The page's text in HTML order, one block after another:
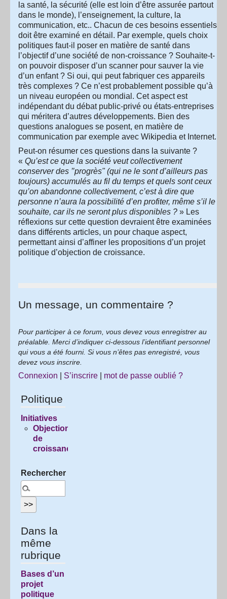
la santé, la sécurité (elle est loin d’être assurée partout
dans le monde), l’enseignement, la culture, la
communication, etc.. Chacun de ces besoins essentiels
doit être examiné en détail. Par exemple, quels choix
politiques faut-il poser en matière de santé dans
l’objectif d’une société de non-croissance ? Souhaite-t-
on pouvoir disposer d’un scanner pour sauver la vie
d’un enfant ? Si oui, qui peut fabriquer ces appareils
très complexes ? Ce n’est probablement possible qu’à
un niveau européen ou mondial. Cet aspect est
indépendant du débat public-privé ou états-entreprises
qui méritera d’autres développements. Bien des
questions analogues se posent, en matière de
communication par exemple avec Wikipedia et Internet.
Peut-on résumer ces questions dans la suivante ?
« Qu’est ce que la société veut collectivement
conserver des ’’progrès" (qui ne le sont d’ailleurs pas
toujours) accumulés au fil du temps et quels sont ceux
qu’on abandonne collectivement, c’est à dire que
personne n’aura la possibilité d’en profiter, même s’il le
souhaite, car ils ne seront plus disponibles ? » Les
réflexions sur cette question devraient être examinées
dans différents articles, un pour chaque aspect,
permettant ainsi d’affiner les propositions d’un projet
politique d’objection de croissance.
Un message, un commentaire ?
Pour participer à ce forum, vous devez vous enregistrer au
préalable. Merci d’indiquer ci-dessous l’identifiant personnel
qui vous a été fourni. Si vous n’êtes pas enregistré, vous
devez vous inscrire.
Connexion S’inscrire mot de passe oublié ?
Politique
Initiatives
Objection
de
croissance
Rechercher :
Dans la
même
rubrique
Bases d’un
projet
politique